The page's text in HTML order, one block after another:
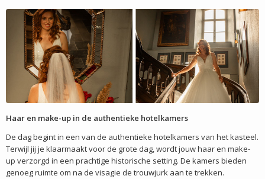
Haar en make-up in de authentieke hotelkamers
De dag begint in een van de authentieke hotelkamers van het kasteel.
Terwijl jij je klaarmaakt voor de grote dag, wordt jouw haar en make-
up verzorgd in een prachtige historische setting. De kamers bieden
genoeg ruimte om na de visagie de trouwjurk aan te trekken.